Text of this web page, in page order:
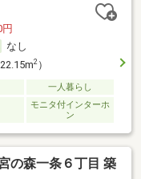
なし
2）
一人暮らし
モニタ付インターホ
ン
の森一条６丁目 築